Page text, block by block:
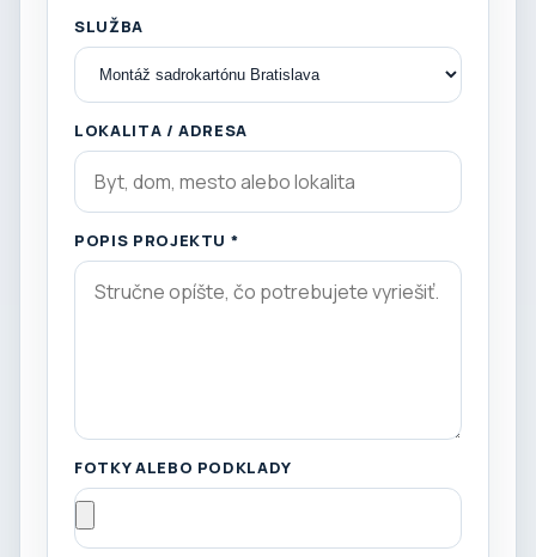
SLUŽBA
LOKALITA / ADRESA
POPIS PROJEKTU *
FOTKY ALEBO PODKLADY